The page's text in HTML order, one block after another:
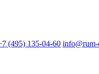
(495) 135-04-60 info@rum-